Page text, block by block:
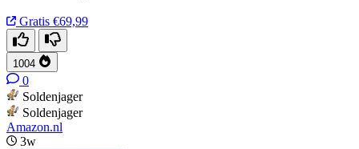
Gratis €69,99
1004
0
Soldenjager
Soldenjager
Amazon.nl
3w